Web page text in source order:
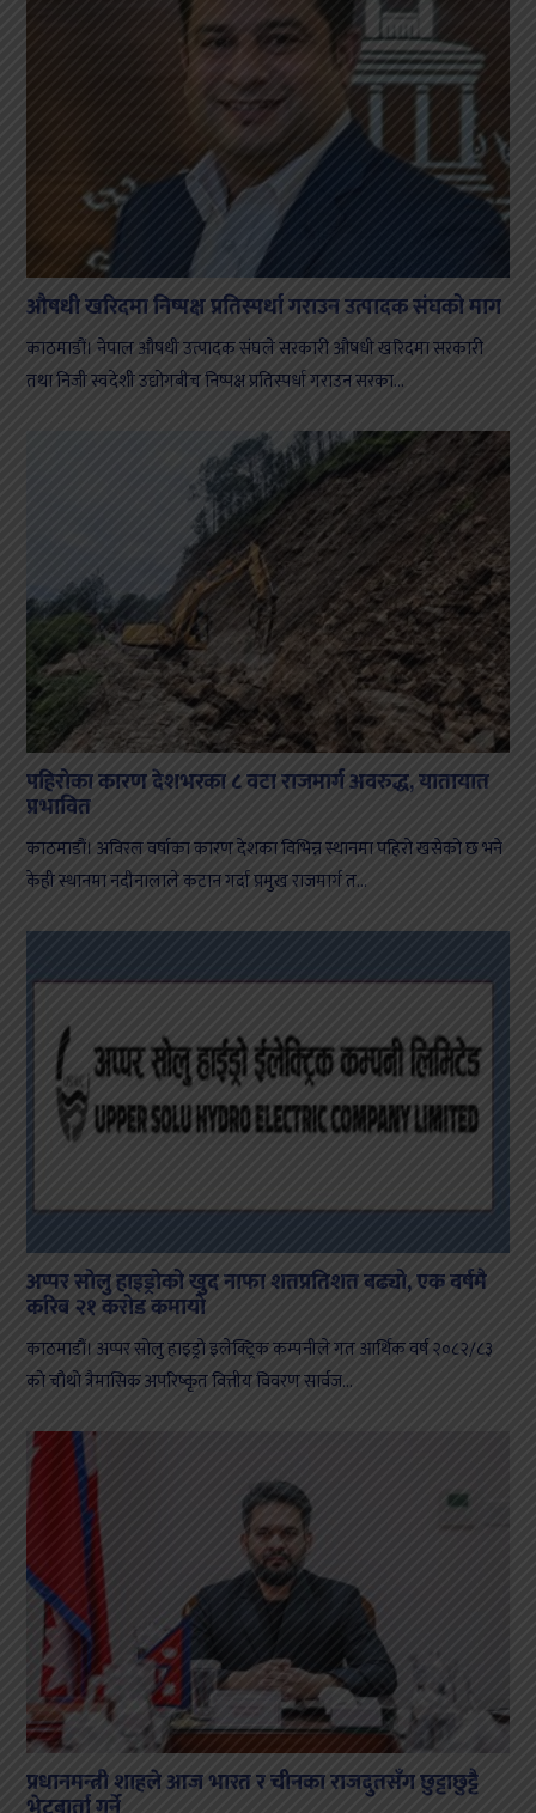
औषधी खरिदमा निष्पक्ष प्रतिस्पर्धा गराउन उत्पादक संघको माग
काठमाडौं। नेपाल औषधी उत्पादक संघले सरकारी औषधी खरिदमा सरकारी
तथा निजी स्वदेशी उद्योगबीच निष्पक्ष प्रतिस्पर्धा गराउन सरका...
पहिरोका कारण देशभरका ८ वटा राजमार्ग अवरुद्ध, यातायात
प्रभावित
काठमाडौं। अविरल वर्षाका कारण देशका विभिन्न स्थानमा पहिरो खसेको छ भने
केही स्थानमा नदीनालाले कटान गर्दा प्रमुख राजमार्ग त...
अप्पर सोलु हाइड्रोको खुद नाफा शतप्रतिशत बढ्यो, एक वर्षमै
करिब २१ करोड कमायो
काठमाडौं। अप्पर सोलु हाइड्रो इलेक्ट्रिक कम्पनीले गत आर्थिक वर्ष २०८२/८३
को चौथो त्रैमासिक अपरिष्कृत वित्तीय विवरण सार्वज...
प्रधानमन्त्री शाहले आज भारत र चीनका राजदुतसँग छुट्टाछुट्टै